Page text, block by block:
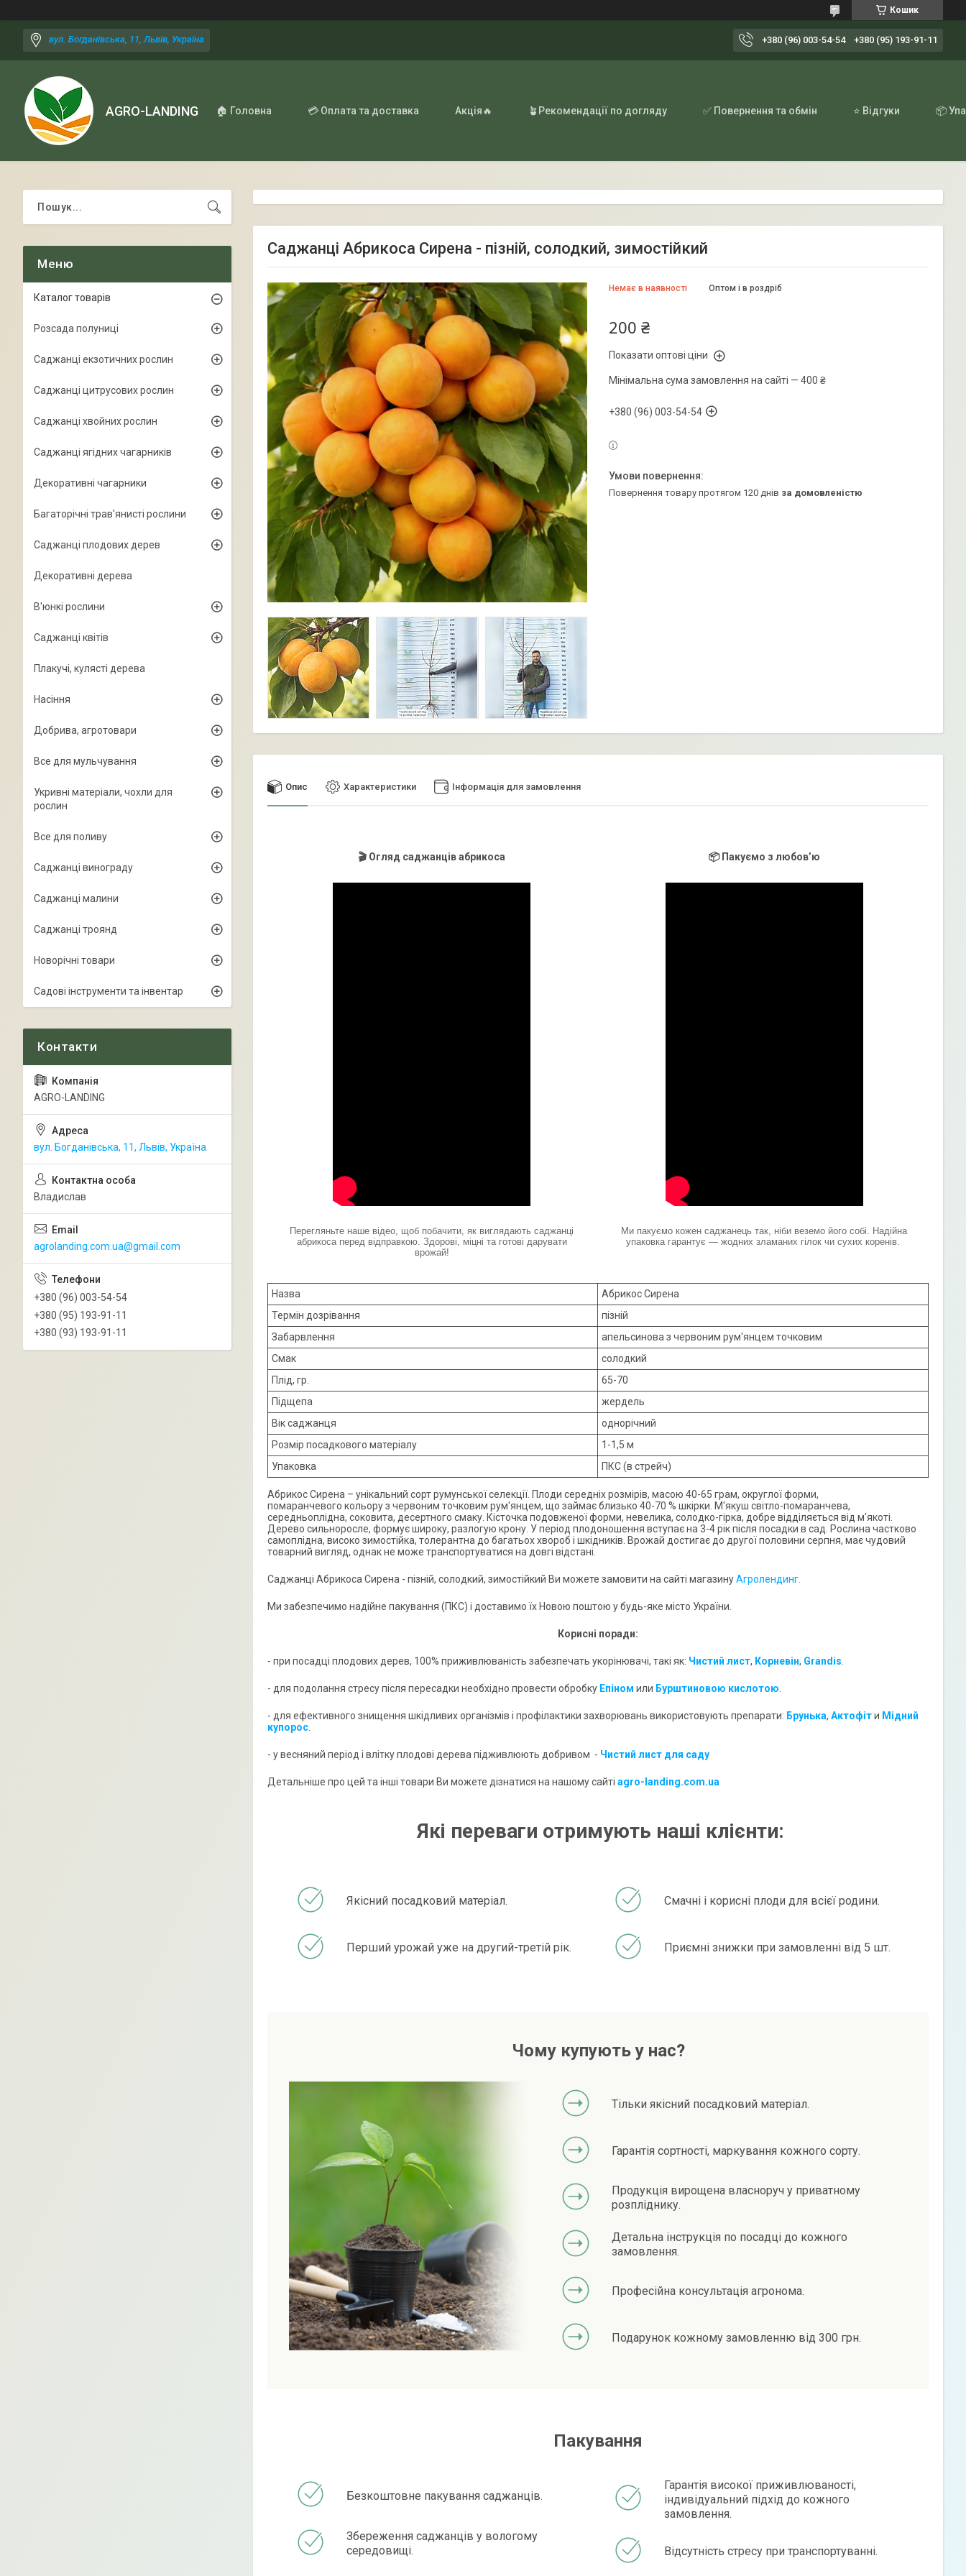
Кошик
вул. Богданівська, 11, Львів, Україна +380 (96) 003-54-54 +380 (95) 193-91-11
AGRO-LANDING 🏠 Головна 💳 Оплата та доставка Акція🔥 🪴Рекомендації по догляду ✅ Повернення та обмін ⭐ Відгуки 📦
Саджанці Абрикоса Сирена - пізній, солодкий, зимостійкий
Немає в наявності Оптом і в роздріб
200 ₴
Показати оптові ціни
Мінімальна сума замовлення на сайті — 400 ₴
+380 (96) 003-54-54
повернення товару протягом 120 днів за домовленістю
Опис Характеристики Інформація для замовлення
🎬 Огляд саджанців абрикоса
Перегляньте наше відео, щоб побачити, як виглядають саджанці
абрикоса перед відправкою. Здорові, міцні та готові дарувати
врожай!
📦 Пакуємо з любов’ю
Ми пакуємо кожен саджанець так, ніби веземо його собі. Надійна
упаковка гарантує — жодних зламаних гілок чи сухих коренів.
Назва
Абрикос Сирена
Термін дозрівання
пізній
Забарвлення
апельсинова з червоним рум'янцем точковим
Смак
солодкий
Плід, гр.
65-70
Підщепа
жердель
Вік саджанця
однорічний
Розмір посадкового матеріалу
1-1,5 м
Упаковка
ПКС (в стрейч)
Абрикос Сирена – унікальний сорт румунської селекції. Плоди середніх розмірів, масою 40-65 грам, округлої форми,
помаранчевого кольору з червоним точковим рум'янцем, що займає близько 40-70 % шкірки. М'якуш світло-помаранчева,
середньоплідна, соковита, десертного смаку. Кісточка подовженої форми, невелика, солодко-гірка, добре відділяється від м'якоті.
Дерево сильноросле, формує широку, разлогую крону. У період плодоношення вступає на 3-4 рік після посадки в сад. Рослина частково
самоплідна, високо зимостійка, толерантна до багатьох хвороб і шкідників. Врожай достигає до другої половини серпня, має чудовий
товарний вигляд, однак не може транспортуватися на довгі відстані.
Саджанці Абрикоса Сирена - пізній, солодкий, зимостійкий Ви можете замовити на сайті магазинуАгролендинг.
Ми забезпечимо надійне пакування (ПКС) і доставимо їх Новою поштою у будь-яке місто України.
Корисні поради:
- при посадці плодових дерев, 100% приживлюваність забезпечать укорінювачі, такі як: Чистий лист, Корневін, Grandis
- для подолання стресу після пересадки необхідно провести обробку Епіном или Бурштиновою кислотою
- для ефективного знищення шкідливих організмів і профілактики захворювань використовують препарати: Брунька, Актофіти Мідний
купорос
- у весняний період і влітку плодові дерева підживлюють добривом - Чистий лист для саду
Детальніше про цей та інші товари Ви можете дізнатися на нашому сайті agro-landing.com.ua
Які переваги отримують наші клієнти:
Якісний посадковий матеріал.
Перший урожай уже на другий-третій рік.
Смачні і корисні плоди для всієї родини.
Приємні знижки при замовленні від 5 шт.
Чому купують у нас?
Тільки якісний посадковий матеріал.
Гарантія сортності, маркування кожного сорту.
Продукція вирощена власноруч у приватному
розпліднику.
Детальна інструкція по посадці до кожного
замовлення.
Професійна консультація агронома.
Подарунок кожному замовленню від 300 грн.
Пакування
Безкоштовне пакування саджанців.
Збереження саджанців у вологому
середовищі.
Гарантія високої приживлюваності,
індивідуальний підхід до кожного
замовлення.
Відсутність стресу при транспортуванні.
Каталог товарів
Розсада полуниці
Саджанці екзотичних рослин
Саджанці цитрусових рослин
Саджанці хвойних рослин
Саджанці ягідних чагарників
Декоративні чагарники
Багаторічні трав'янисті рослини
Саджанці плодових дерев
Декоративні дерева
В'юнкі рослини
Саджанці квітів
Плакучі, кулясті дерева
Насіння
Добрива, агротовари
Все для мульчування
Укривні матеріали, чохли для
рослин
Все для поливу
Саджанці винограду
Саджанці малини
Саджанці троянд
Новорічні товари
Садові інструменти та інвентар
AGRO-LANDING
вул. Богданівська, 11, Львів, Україна
Владислав
agrolanding.com.ua@gmail.com
+380 (96) 003-54-54
+380 (95) 193-91-11
+380 (93) 193-91-11